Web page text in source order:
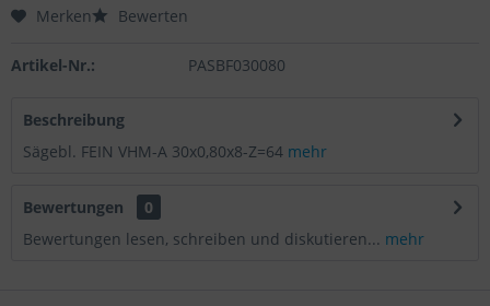
Merken Bewerten
Artikel-Nr.: PASBF030080
Beschreibung
Sägebl. FEIN VHM-A 30x0,80x8-Z=64 mehr
Bewertungen
0
Bewertungen lesen, schreiben und diskutieren... mehr